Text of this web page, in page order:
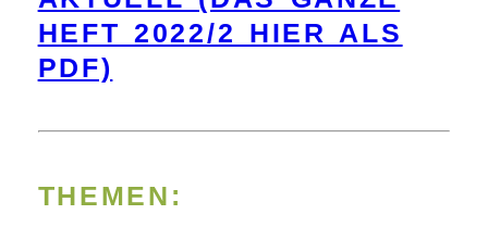
HEFT 2022/2 HIER ALS
PDF)
THEMEN: